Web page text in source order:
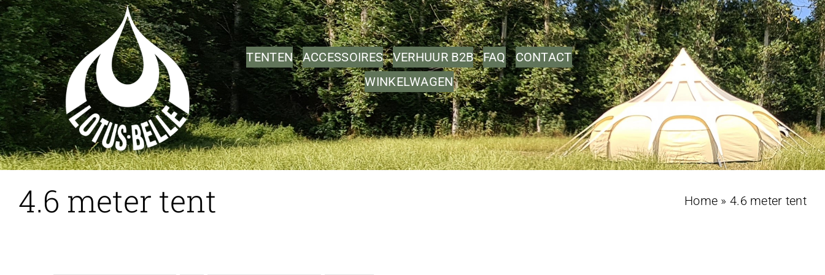
Ga
naar
inhoud
TENTEN ACCESSOIRES VERHUUR B2B FAQ
CONTACT
WINKELWAGEN
4.6 meter tent Home » 4.6 meter tent